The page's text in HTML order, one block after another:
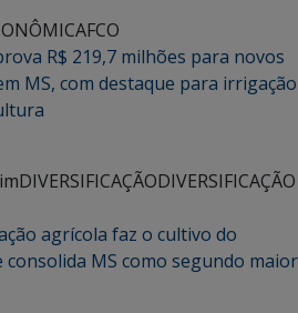
FCO
R$ 219,7 milhões para novos
MS, com destaque para irrigação
DIVERSIFICAÇÃODIVERSIFICAÇÃO
agrícola faz o cultivo do
consolida MS como segundo maior